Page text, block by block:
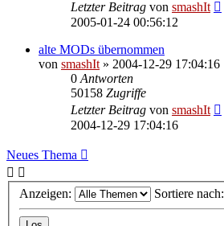
Letzter Beitrag von smashIt
2005-01-24 00:56:12
alte MODs übernommen
von smashIt » 2004-12-29 17:04:16
0 Antworten
50158 Zugriffe
Letzter Beitrag von smashIt
2004-12-29 17:04:16
Neues Thema
Anzeigen: Sortiere nach: